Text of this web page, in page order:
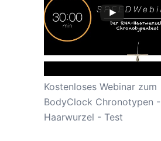
Kostenloses Webinar zum
BodyClock Chronotypen -
Haarwurzel - Test